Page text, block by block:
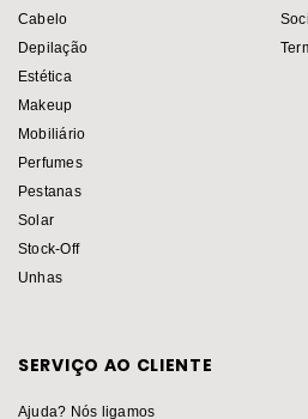
Cabelo
Depilação
Estética
Makeup
Mobiliário
Perfumes
Pestanas
Solar
Stock-Off
Unhas
SERVIÇO AO CLIENTE
Ajuda? Nós ligamos